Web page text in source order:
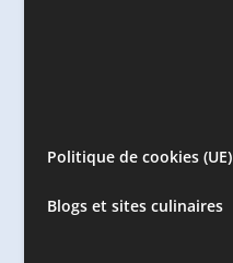
Politique de cookies (UE)
Blogs et sites culinaires